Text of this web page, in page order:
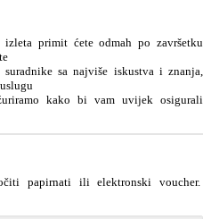
primit ćete odmah po završetku
sa najviše iskustva i znanja,
kako bi vam uvijek osigurali
papirnati ili elektronski voucher.